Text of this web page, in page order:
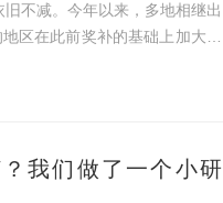
区在此前奖补的基础上加大了
我们做了一个小研